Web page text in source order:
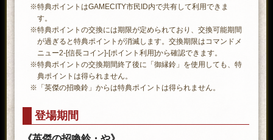
※特典ポイントはGAMECITY市民ID内で共有して利用できま
す。
※特典ポイントの交換には期限が定められており、交換可能期間
が過ぎると特典ポイントが消滅します。交換期限はコマンドメ
ニュー2-[信長コイン]-[ポイント利用]から確認できます。
※特典ポイントの交換期間終了後に「御縁鈴」を使用しても、特
典ポイントは得られません。
※「英傑の招喚鈴」からは特典ポイントは得られません。
登場期間